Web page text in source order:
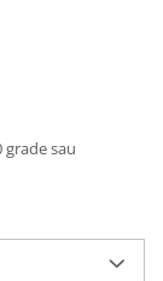
sau